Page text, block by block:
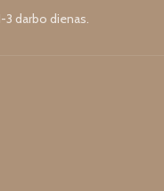
3 darbo dienas.